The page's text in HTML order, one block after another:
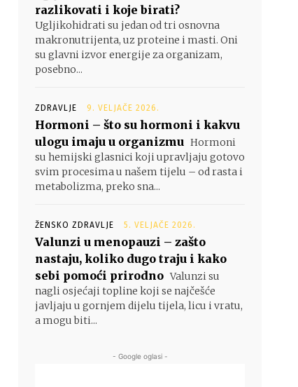
razlikovati i koje birati?
Ugljikohidrati su jedan od tri osnovna
makronutrijenta, uz proteine i masti. Oni
su glavni izvor energije za organizam,
posebno...
ZDRAVLJE 9. VELJAČE 2026.
Hormoni – što su hormoni i kakvu
ulogu imaju u organizmu Hormoni
su hemijski glasnici koji upravljaju gotovo
svim procesima u našem tijelu – od rasta i
metabolizma, preko sna...
ŽENSKO ZDRAVLJE 5. VELJAČE 2026.
Valunzi u menopauzi – zašto
nastaju, koliko dugo traju i kako
sebi pomoći prirodno Valunzi su
nagli osjećaji topline koji se najčešće
javljaju u gornjem dijelu tijela, licu i vratu,
a mogu biti...
- Google oglasi -